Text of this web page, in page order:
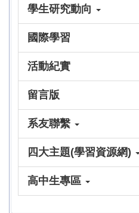
學生研究動向
國際學習
活動紀實
留言版
系友聯繫
四大主題(學習資源網)
高中生專區